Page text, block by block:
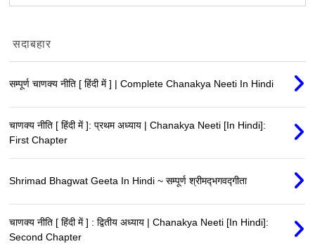
सदाबहार
सम्पूर्ण चाणक्य नीति [ हिंदी में ] | Complete Chanakya Neeti In Hindi
चाणक्य नीति [ हिंदी में ]: प्रथम अध्याय | Chanakya Neeti [In Hindi]:
First Chapter
Shrimad Bhagwat Geeta In Hindi ~ सम्पूर्ण श्रीमद्‍भगवद्‍गीता
चाणक्य नीति [ हिंदी में ] : द्वितीय अध्याय | Chanakya Neeti [In Hindi]:
Second Chapter